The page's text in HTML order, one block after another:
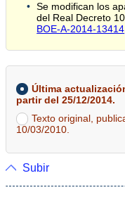
Se modifican los
del Real Decreto
BOE-A-2014-13414
Última
partir del 25/12/2014.
Texto original,
10/03/2010.
Subir